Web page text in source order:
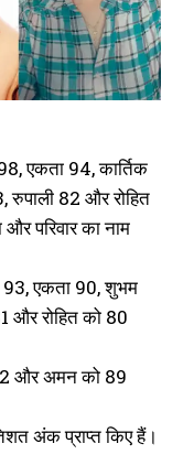
एकता 94, कार्तिक
82 और रोहित
परिवार का नाम
93, एकता 90, शुभम
और रोहित को 80
और अमन को 89
अंक प्राप्त किए हैं।